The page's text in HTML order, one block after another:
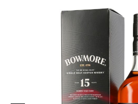
Skip image gallery